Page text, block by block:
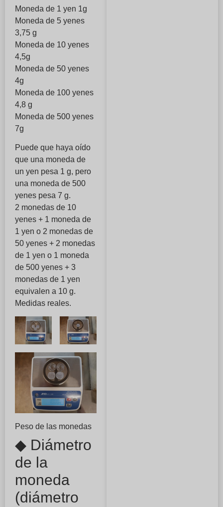
Moneda de 1 yen 1g
Moneda de 5 yenes
3,75 g
Moneda de 10 yenes
4,5g
Moneda de 50 yenes
4g
Moneda de 100 yenes
4,8 g
Moneda de 500 yenes
7g
Puede que haya oído
que una moneda de
un yen pesa 1 g, pero
una moneda de 500
yenes pesa 7 g.
2 monedas de 10
yenes + 1 moneda de
1 yen o 2 monedas de
50 yenes + 2 monedas
de 1 yen o 1 moneda
de 500 yenes + 3
monedas de 1 yen
equivalen a 10 g.
Medidas reales.
Peso de las monedas
◆ Diámetro
de la
moneda
(diámetro